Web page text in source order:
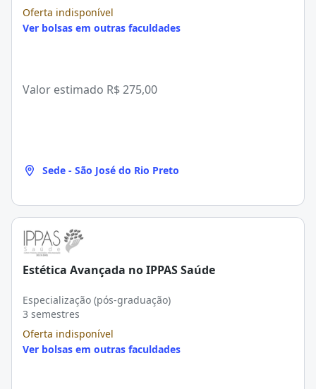
Oferta indisponível
Ver bolsas em outras faculdades
Valor estimado R$ 275,00
Sede - São José do Rio Preto
Estética Avançada no IPPAS Saúde
Especialização (pós-graduação)
3 semestres
Oferta indisponível
Ver bolsas em outras faculdades